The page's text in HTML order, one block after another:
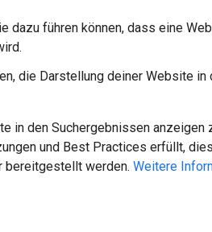
dazu führen können, dass eine
die Darstellung deiner Website
in den Suchergebnissen
und Best Practices erfüllt,
bereitgestellt werden. Weitere